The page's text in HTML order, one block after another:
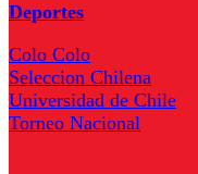
Deportes
Colo Colo
Seleccion Chilena
Universidad de Chile
Torneo Nacional